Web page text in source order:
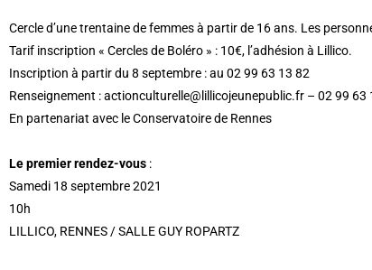
Cercle d’une trentaine de femmes à partir de 16 ans. Les
Tarif inscription « Cercles de Boléro » : 10€, l’adhésion à Lillico.
Inscription à partir du 8 septembre : au 02 99 63 13 82
Renseignement : actionculturelle@lillicojeunepublic.fr – 02 99 63
En partenariat avec le Conservatoire de Rennes
Le premier rendez-vous :
Samedi 18 septembre 2021
10h
LILLICO, RENNES / SALLE GUY ROPARTZ